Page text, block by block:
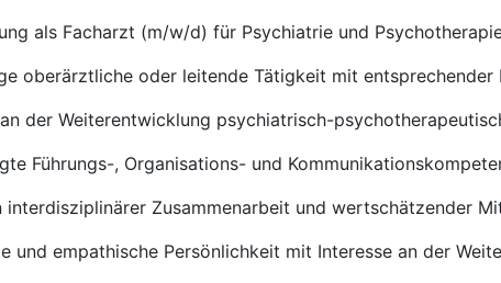
als Facharzt (m/w/d) für Psychiatrie und
oberärztliche oder leitende Tätigkeit mit entsprechender
der Weiterentwicklung psychiatrisch-
Führungs-, Organisations- und
interdisziplinärer Zusammenarbeit und wertschätzender
und empathische Persönlichkeit mit Interesse an der